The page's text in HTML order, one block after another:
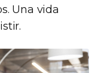
Una vida